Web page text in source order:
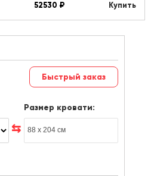
52530 ₽ Купить
Быстрый заказ
Размер кровати: